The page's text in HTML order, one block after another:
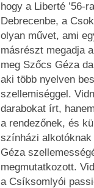
hogy a Liberté ’56-
Debrecenbe, a
olyan művet, ami
másrészt megadja
meg Szőcs Géza
aki több nyelven
szellemiséggel.
darabokat írt,
a rendezőnek, és
színházi alkotóknak
Géza
megmutatkozott.
a Csíksomlyói